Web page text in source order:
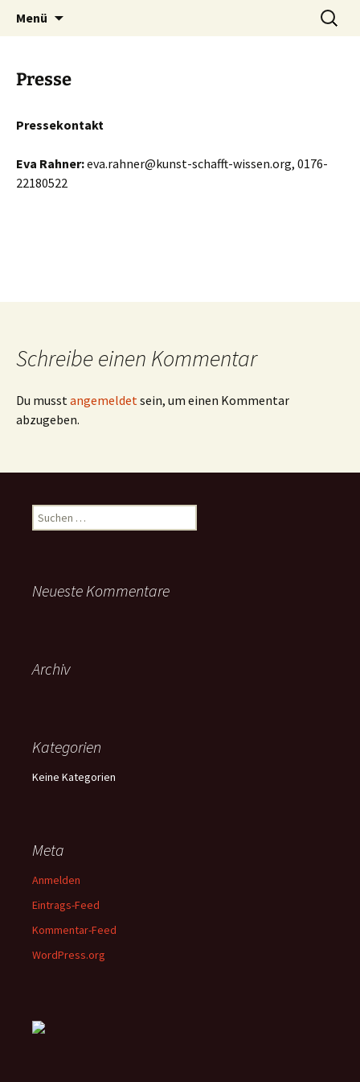
Kunst schafft Wissen e.V.
Klimakultur macht Schule
Menü
Suchen
nach:
Presse
Pressekontakt
Eva Rahner:eva.rahner@kunst-schafft-wissen.org, 0176-
22180522
Schreibe einen Kommentar
Du musstangemeldetsein, um einen Kommentar
abzugeben.
Suchen
nach:
Neueste Kommentare
Archiv
Kategorien
Keine Kategorien
Meta
Anmelden
Eintrags-Feed
Kommentar-Feed
WordPress.org